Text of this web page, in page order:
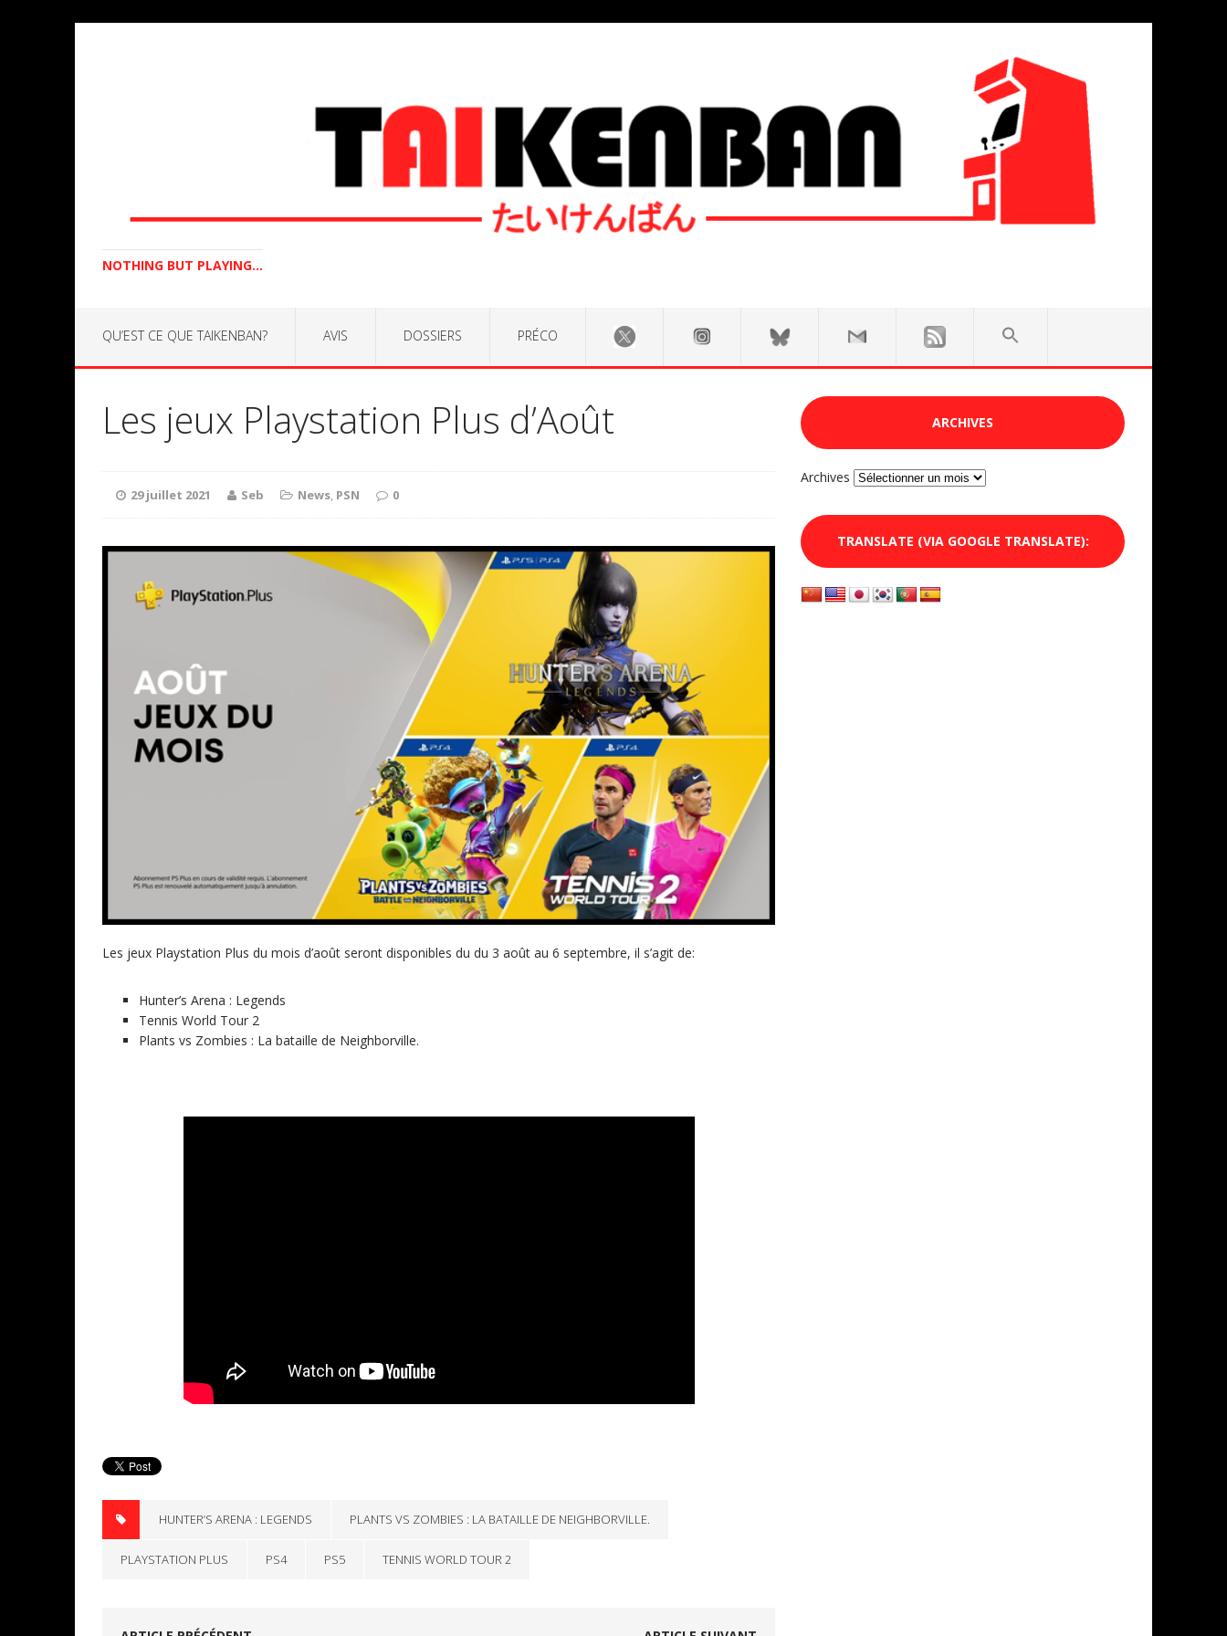
NOTHING BUT PLAYING...
QU’EST CE QUE TAIKENBAN? AVIS DOSSIERS PRÉCO
Les jeux Playstation Plus d’Août
29 juillet 2021 Seb News, PSN 0
Les jeux Playstation Plus du mois d’août seront disponibles du du 3 août au 6 septembre, il s’agit de:
Hunter’s Arena : Legends
Tennis World Tour 2
Plants vs Zombies : La bataille de Neighborville.
HUNTER’S ARENA : LEGENDS PLANTS VS ZOMBIES : LA BATAILLE DE NEIGHBORVILLE.
PLAYSTATION PLUS PS4 PS5 TENNIS WORLD TOUR 2
ARCHIVES
Archives
TRANSLATE (VIA GOOGLE TRANSLATE):